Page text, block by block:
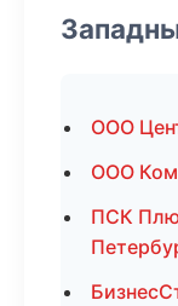
ООО
ООО
ПСК